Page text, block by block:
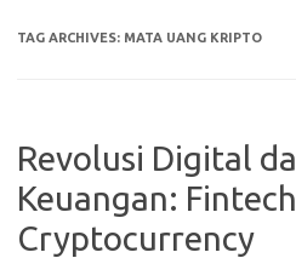
TAG ARCHIVES: MATA UANG KRIPTO
Revolusi Digital
Keuangan:
Cryptocurrency